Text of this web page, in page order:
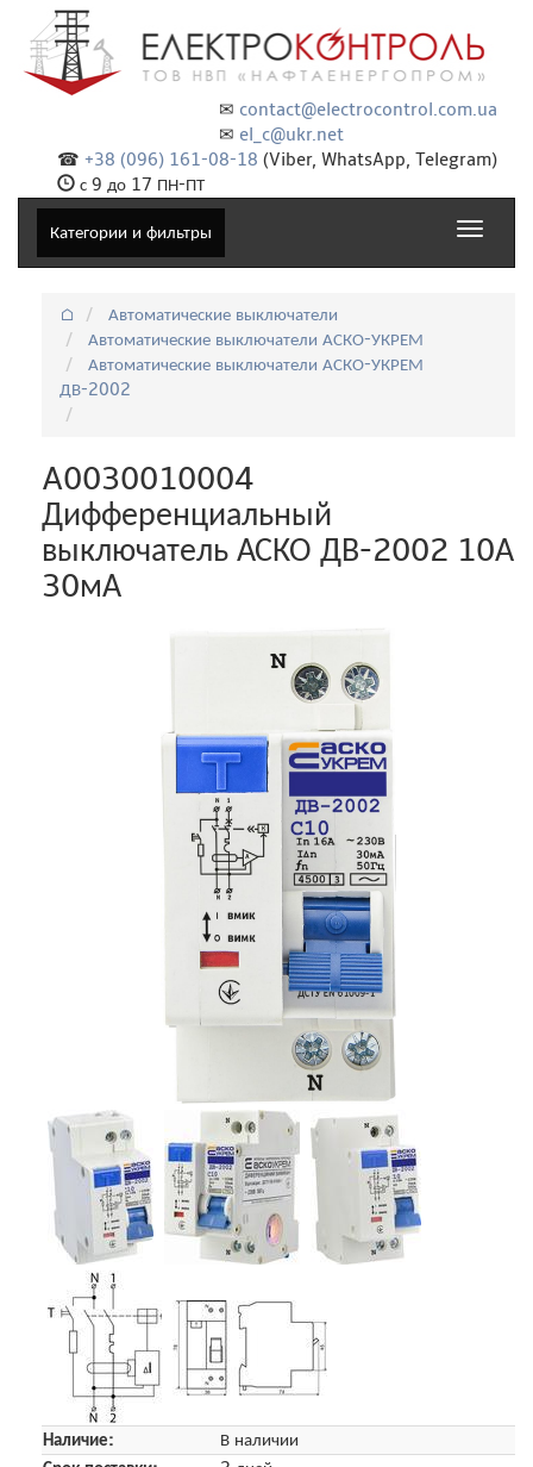
✉ contact@electrocontrol.com.ua
✉ el_c@ukr.net
☎ +38 (096) 161-08-18 (Viber, WhatsApp, Telegram)
с 9 до 17 ПН-ПТ
Категории и фильтры
Toggle
⌂
Автоматические выключатели
Автоматические выключатели АСКО-УКРЕМ
Автоматические выключатели АСКО-УКРЕМ
ДВ-2002
A0030010004
Дифференциальный
выключатель АСКО ДВ-2002 10А
30мА
Наличие:
В наличии